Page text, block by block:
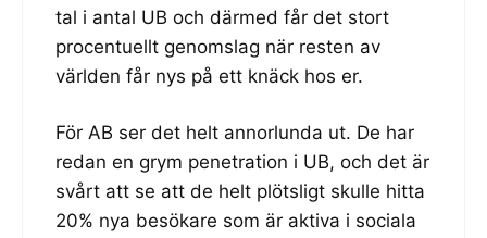
tal i antal UB och därmed får det stort
procentuellt genomslag när resten av
världen får nys på ett knäck hos er.
För AB ser det helt annorlunda ut. De har
redan en grym penetration i UB, och det är
svårt att se att de helt plötsligt skulle hitta
20% nya besökare som är aktiva i sociala